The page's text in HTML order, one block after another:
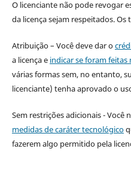
O licenciante não pode revogar
da licença sejam respeitados.
Atribuição – Você deve dar o
a licença e indicar se foram feitas
várias formas sem, no entanto,
licenciante) tenha aprovado o
Sem restrições adicionais -
medidas de caráter tecnológico
fazerem algo permitido pela